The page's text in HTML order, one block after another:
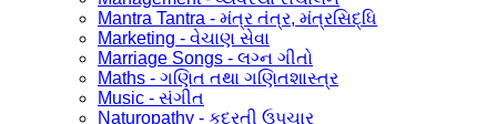
Mantra Tantra - મંત્ર તંત્ર, મંત્રસિદ્ધિ
Marketing - વેચાણ સેવા
Marriage Songs - લગ્ન ગીતો
Maths - ગણિત તથા ગણિતશાસ્ત્ર
Music - સંગીત
Naturopathy - કુદરતી ઉપચાર